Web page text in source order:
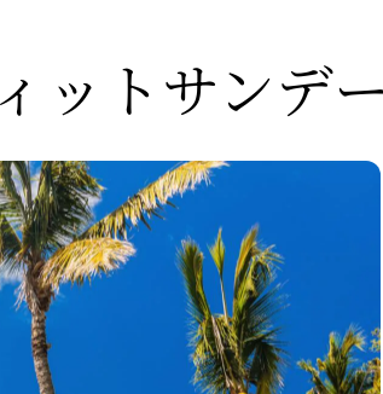
ットサンデ